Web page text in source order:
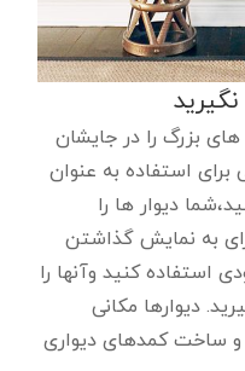
بزرگ را در جایشان
برای استفاده به عنوان
دیوار ها را
به نمایش گذاشتن
استفاده کنید وآنها را
دیوارها مکانی
ساخت کمدهای دیواری